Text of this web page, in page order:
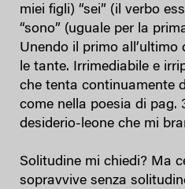
miei figli) “sei” (il verbo
“sono” (uguale per la
Unendo il primo all’ultimo
le tante. Irrimediabile e
che tenta continuamente
come nella poesia di pag.
desiderio-leone che mi
Solitudine mi chiedi? Ma
sopravvive senza